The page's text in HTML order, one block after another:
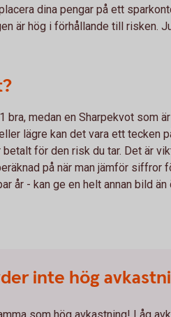
dina pengar på ett
är hög i förhållande till risken.
medan en Sharpekvot som
lägre kan det vara ett tecken
för den risk du tar. Det är
på när man jämför siffror
år - kan ge en helt annan bild än
inte hög